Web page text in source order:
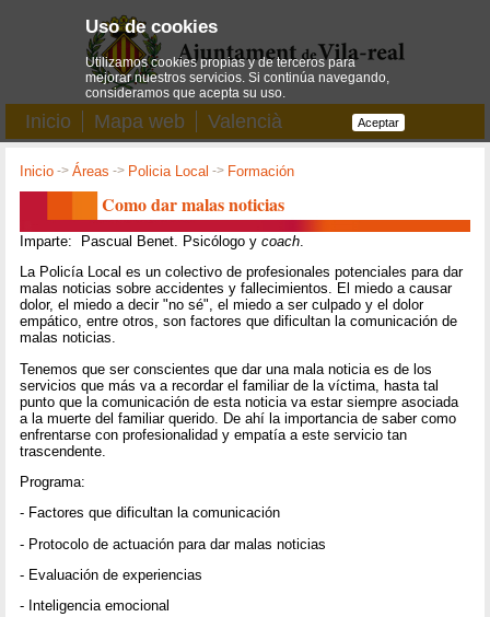
Inicio Mapa web Valencià
Inicio ->Áreas -> Policia Local -> Formación
Como dar malas noticias
Imparte: Pascual Benet. Psicólogo ycoach
La Policía Local es un colectivo de profesionales potenciales para dar
malas noticias sobre accidentes y fallecimientos. El miedo a causar
dolor, el miedo a decir "no sé", el miedo a ser culpado y el dolor
empático, entre otros, son factores que dificultan la comunicación de
malas noticias.
Tenemos que ser conscientes que dar una mala noticia es de los
servicios que más va a recordar el familiar de la víctima, hasta tal
punto que la comunicación de esta noticia va estar siempre asociada
a la muerte del familiar querido. De ahí la importancia de saber como
enfrentarse con profesionalidad y empatía a este servicio tan
trascendente.
Programa:
- Factores que dificultan la comunicación
- Protocolo de actuación para dar malas noticias
- Evaluación de experiencias
- Inteligencia emocional
Uso de cookies
Utilizamos cookies propias y de terceros para
mejorar nuestros servicios. Si continúa navegando,
consideramos que acepta su uso.
Aceptar